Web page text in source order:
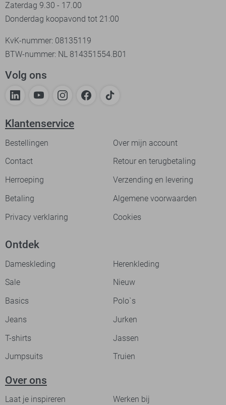
Zaterdag 9.30 - 17.00
Donderdag koopavond tot 21:00
KvK-nummer: 08135119
BTW-nummer: NL 814351554.B01
Volg ons
Klantenservice
Bestellingen
Over mijn account
Contact
Retour en terugbetaling
Herroeping
Verzending en levering
Betaling
Algemene voorwaarden
Privacy verklaring
Cookies
Ontdek
Dameskleding
Herenkleding
Sale
Nieuw
Basics
Polo`s
Jeans
Jurken
T-shirts
Jassen
Jumpsuits
Truien
Over ons
Laat je inspireren Werken bij